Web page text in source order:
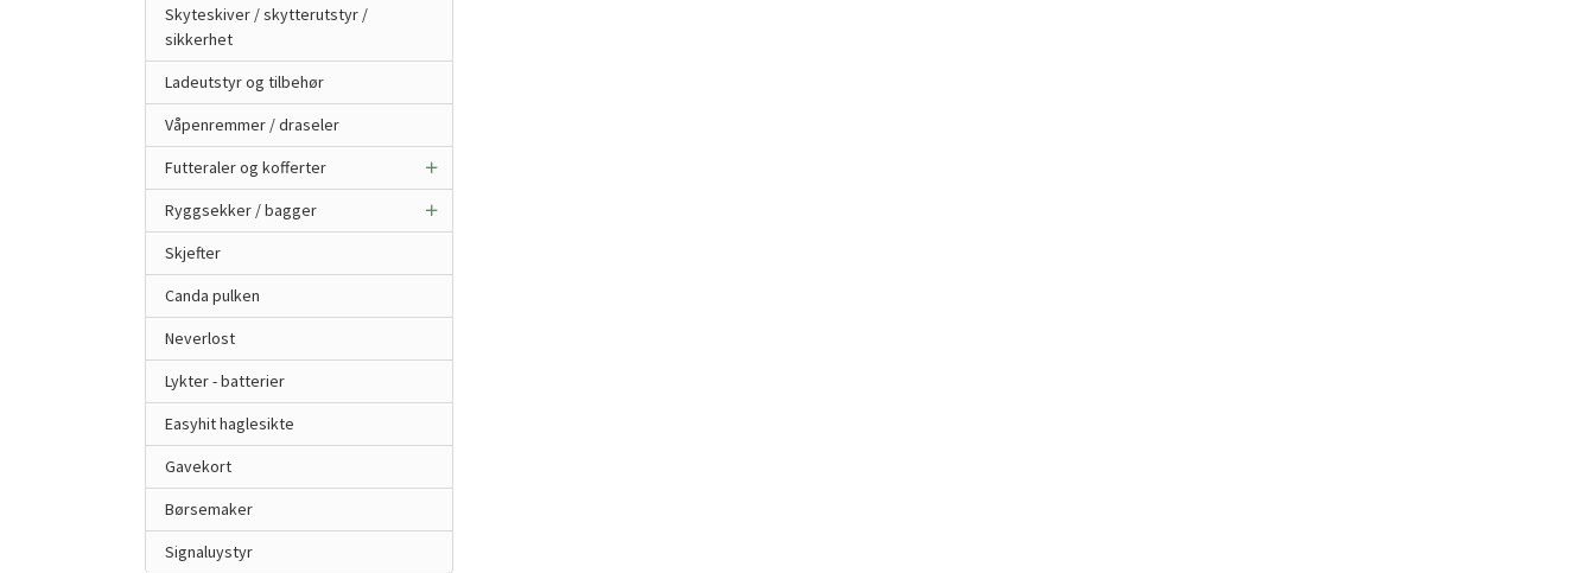
Skyteskiver / skytterutstyr /
sikkerhet
Ladeutstyr og tilbehør
Våpenremmer / draseler
Futteraler og kofferter
Ryggsekker / bagger
Skjefter
Canda pulken
Neverlost
Lykter - batterier
Easyhit haglesikte
Gavekort
Børsemaker
Signaluystyr